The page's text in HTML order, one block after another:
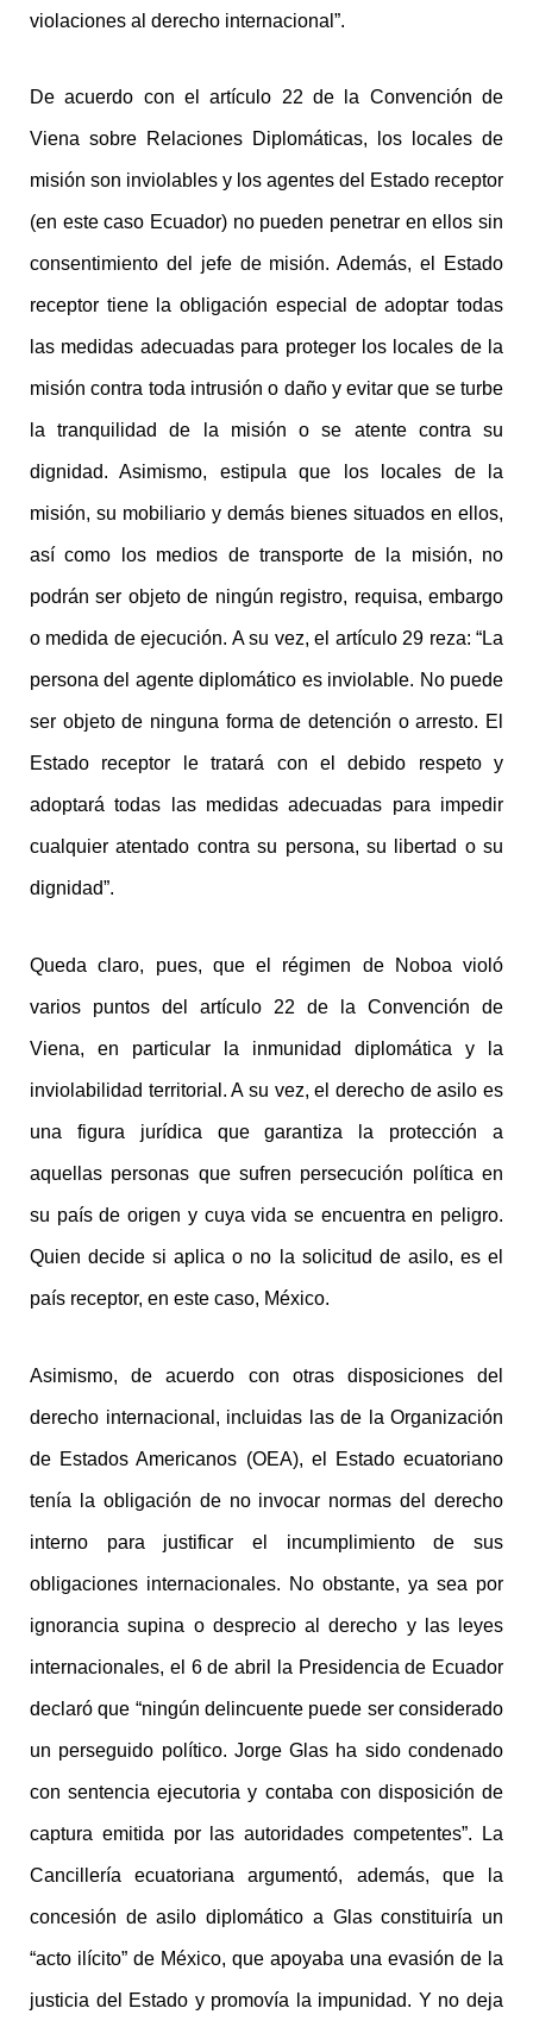
violaciones al derecho internacional”.
De acuerdo con el artículo 22 de la Convención de
Viena sobre Relaciones Diplomáticas, los locales de
misión son inviolables y los agentes del Estado receptor
(en este caso Ecuador) no pueden penetrar en ellos sin
consentimiento del jefe de misión. Además, el Estado
receptor tiene la obligación especial de adoptar todas
las medidas adecuadas para proteger los locales de la
misión contra toda intrusión o daño y evitar que se turbe
la tranquilidad de la misión o se atente contra su
dignidad. Asimismo, estipula que los locales de la
misión, su mobiliario y demás bienes situados en ellos,
así como los medios de transporte de la misión, no
podrán ser objeto de ningún registro, requisa, embargo
o medida de ejecución. A su vez, el artículo 29 reza: “La
persona del agente diplomático es inviolable. No puede
ser objeto de ninguna forma de detención o arresto. El
Estado receptor le tratará con el debido respeto y
adoptará todas las medidas adecuadas para impedir
cualquier atentado contra su persona, su libertad o su
dignidad”.
Queda claro, pues, que el régimen de Noboa violó
varios puntos del artículo 22 de la Convención de
Viena, en particular la inmunidad diplomática y la
inviolabilidad territorial. A su vez, el derecho de asilo es
una figura jurídica que garantiza la protección a
aquellas personas que sufren persecución política en
su país de origen y cuya vida se encuentra en peligro.
Quien decide si aplica o no la solicitud de asilo, es el
país receptor, en este caso, México.
Asimismo, de acuerdo con otras disposiciones del
derecho internacional, incluidas las de la Organización
de Estados Americanos (OEA), el Estado ecuatoriano
tenía la obligación de no invocar normas del derecho
interno para justificar el incumplimiento de sus
obligaciones internacionales. No obstante, ya sea por
ignorancia supina o desprecio al derecho y las leyes
internacionales, el 6 de abril la Presidencia de Ecuador
declaró que “ningún delincuente puede ser considerado
un perseguido político. Jorge Glas ha sido condenado
con sentencia ejecutoria y contaba con disposición de
captura emitida por las autoridades competentes”. La
Cancillería ecuatoriana argumentó, además, que la
concesión de asilo diplomático a Glas constituiría un
“acto ilícito” de México, que apoyaba una evasión de la
justicia del Estado y promovía la impunidad. Y no deja